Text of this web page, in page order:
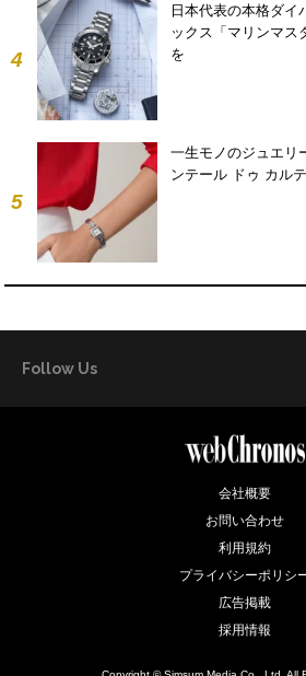
4
日本代表の本格ダイ
ックス「マリンマス
を
5
一生モノのジュエリ
ンテール ドゥ カル
Follow Us
会社概要
お問い合わせ
利用規約
プライバシーポリシ
広告掲載
採用情報